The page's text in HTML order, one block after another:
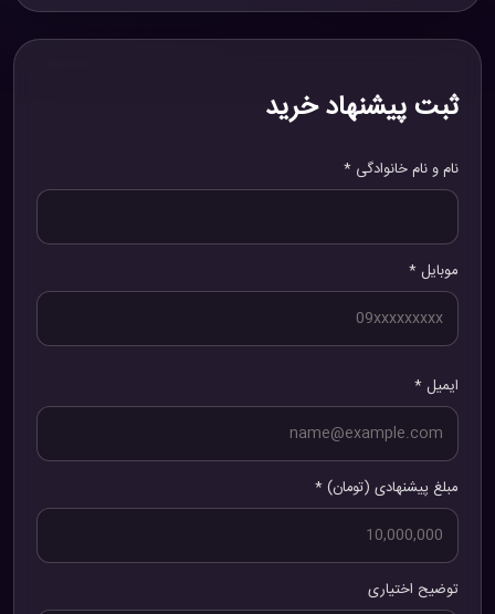
ثبت پیشنهاد خرید
نام و نام خانوادگی *
موبایل *
ایمیل *
مبلغ پیشنهادی (تومان) *
توضیح اختیاری